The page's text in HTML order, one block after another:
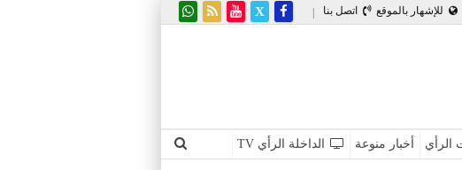
اتصل بنا للإشهار بالموقع
الرأي أخبار منوعة الداخلة الرأي TV